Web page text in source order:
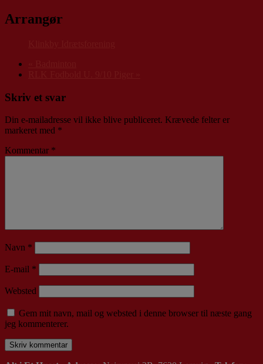
Arrangør
Skriv et svar
Din e-mailadresse vil ikke blive publiceret. Krævede felter er
markeret med *
Kommentar *
Navn *
E-mail *
Websted
Gem mit navn, mail og websted i denne browser til næste gang
jeg kommenterer.